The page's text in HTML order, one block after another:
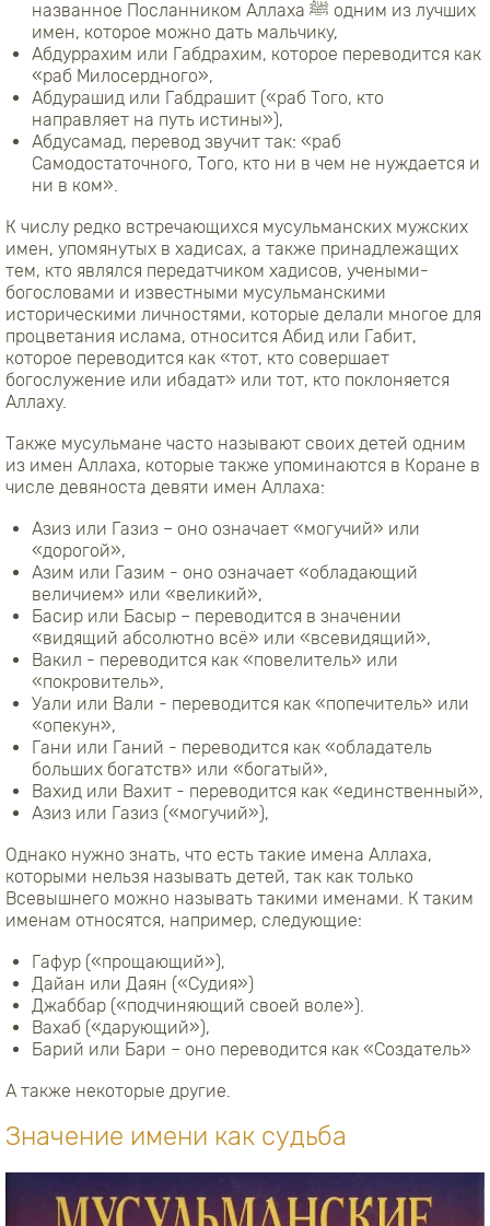
названное Посланником Аллаха ﷺ одним из лучших
имен, которое можно дать мальчику,
Абдуррахим или Габдрахим, которое переводится как
«раб Милосердного»,
Абдурашид или Габдрашит («раб Того, кто
направляет на путь истины»),
Абдусамад, перевод звучит так: «раб
Самодостаточного, Того, кто ни в чем не нуждается и
ни в ком».
К числу редко встречающихся мусульманских мужских
имен, упомянутых в хадисах, а также принадлежащих
тем, кто являлся передатчиком хадисов, учеными-
богословами и известными мусульманскими
историческими личностями, которые делали многое для
процветания ислама, относится Абид или Габит,
которое переводится как «тот, кто совершает
богослужение или ибадат» или тот, кто поклоняется
Аллаху.
Также мусульмане часто называют своих детей одним
из имен Аллаха, которые также упоминаются в Коране в
числе девяноста девяти имен Аллаха:
Азиз или Газиз – оно означает «могучий» или
«дорогой»,
Азим или Газим - оно означает «обладающий
величием» или «великий»,
Басир или Басыр – переводится в значении
«видящий абсолютно всё» или «всевидящий»,
Вакил - переводится как «повелитель» или
«покровитель»,
Уали или Вали - переводится как «попечитель» или
«опекун»,
Гани или Ганий - переводится как «обладатель
больших богатств» или «богатый»,
Вахид или Вахит - переводится как «единственный»,
Азиз или Газиз («могучий»),
Однако нужно знать, что есть такие имена Аллаха,
которыми нельзя называть детей, так как только
Всевышнего можно называть такими именами. К таким
именам относятся, например, следующие:
Гафур («прощающий»),
Дайан или Даян («Судия»)
Джаббар («подчиняющий своей воле»).
Вахаб («дарующий»),
Барий или Бари – оно переводится как «Создатель»
А также некоторые другие.
Значение имени как судьба